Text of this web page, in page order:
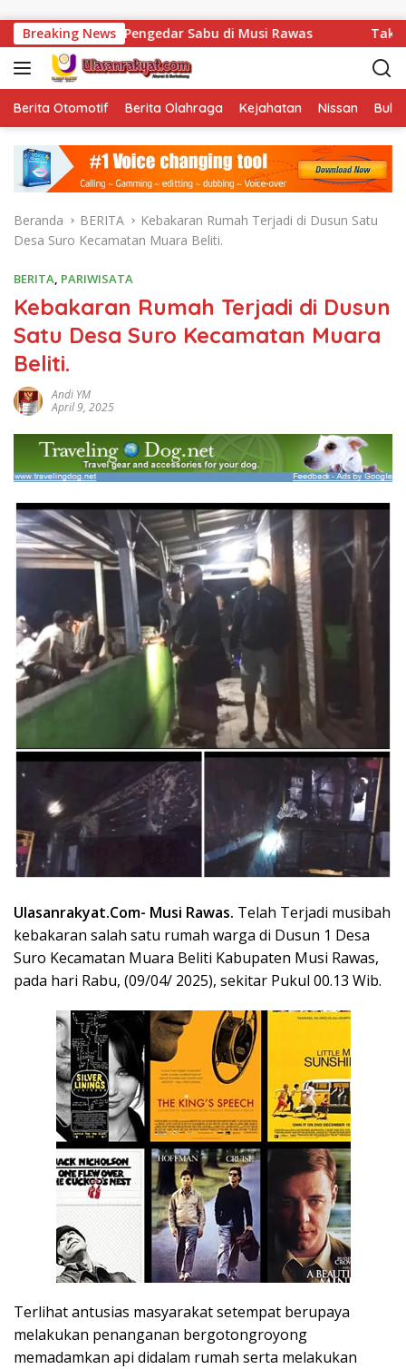
Breaking News
Pengedar Sabu di Musi Rawas Tak Sekadar
Berita Otomotif Berita Olahraga Kejahatan Nissan
Beranda BERITA
Kebakaran Rumah Terjadi di Dusun Satu
Desa Suro Kecamatan Muara Beliti.
BERITA, PARIWISATA
Kebakaran Rumah Terjadi di Dusun
Satu Desa Suro Kecamatan Muara
Beliti.
Andi YM
April 9, 2025
Ulasanrakyat.Com- Musi Rawas. Telah Terjadi musibah
kebakaran salah satu rumah warga di Dusun 1 Desa
Suro Kecamatan Muara Beliti Kabupaten Musi Rawas,
pada hari Rabu, (09/04/ 2025), sekitar Pukul 00.13 Wib.
Terlihat antusias masyarakat setempat berupaya
melakukan penanganan bergotongroyong
memadamkan api didalam rumah serta melakukan